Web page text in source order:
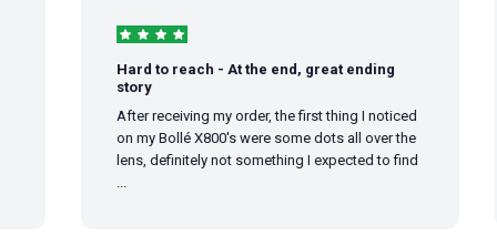
Hard to reach - At the end, great ending
story
After receiving my order, the first thing I noticed
on my Bollé X800's were some dots all over the
lens, definitely not something I expected to find